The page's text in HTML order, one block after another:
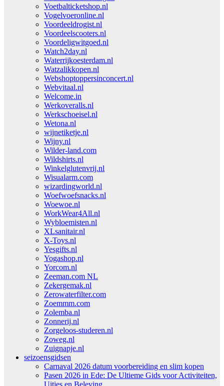
Voetbalticketshop.nl
Vogelvoeronline.nl
Voordeeldrogist.nl
Voordeelscooters.nl
Voordeligwitgoed.nl
Watch2day.nl
Waterrijkoesterdam.nl
Watzalikkopen.nl
Webshoptoppersinconcert.nl
Webvitaal.nl
Welcome.in
Werkoveralls.nl
Werkschoeisel.nl
Wetona.nl
wijnetiketje.nl
Wijny.nl
Wilder-land.com
Wildshirts.nl
Winkelglutenvrij.nl
Wisualarm.com
wizardingworld.nl
Woefwoefsnacks.nl
Woewoe.nl
WorkWear4All.nl
Wybloemisten.nl
XLsanitair.nl
X-Toys.nl
Yesgifts.nl
Yogashop.nl
Yorcom.nl
Zeeman.com NL
Zekergemak.nl
Zerowaterfilter.com
Zoemmm.com
Zolemba.nl
Zonnerij.nl
Zorgeloos-studeren.nl
Zoweg.nl
Zuignapje.nl
seizoensgidsen
Carnaval 2026 datum voorbereiding en slim kopen
Pasen 2026 in Ede: De Ultieme Gids voor Activiteiten,
Uitjes en Beleving